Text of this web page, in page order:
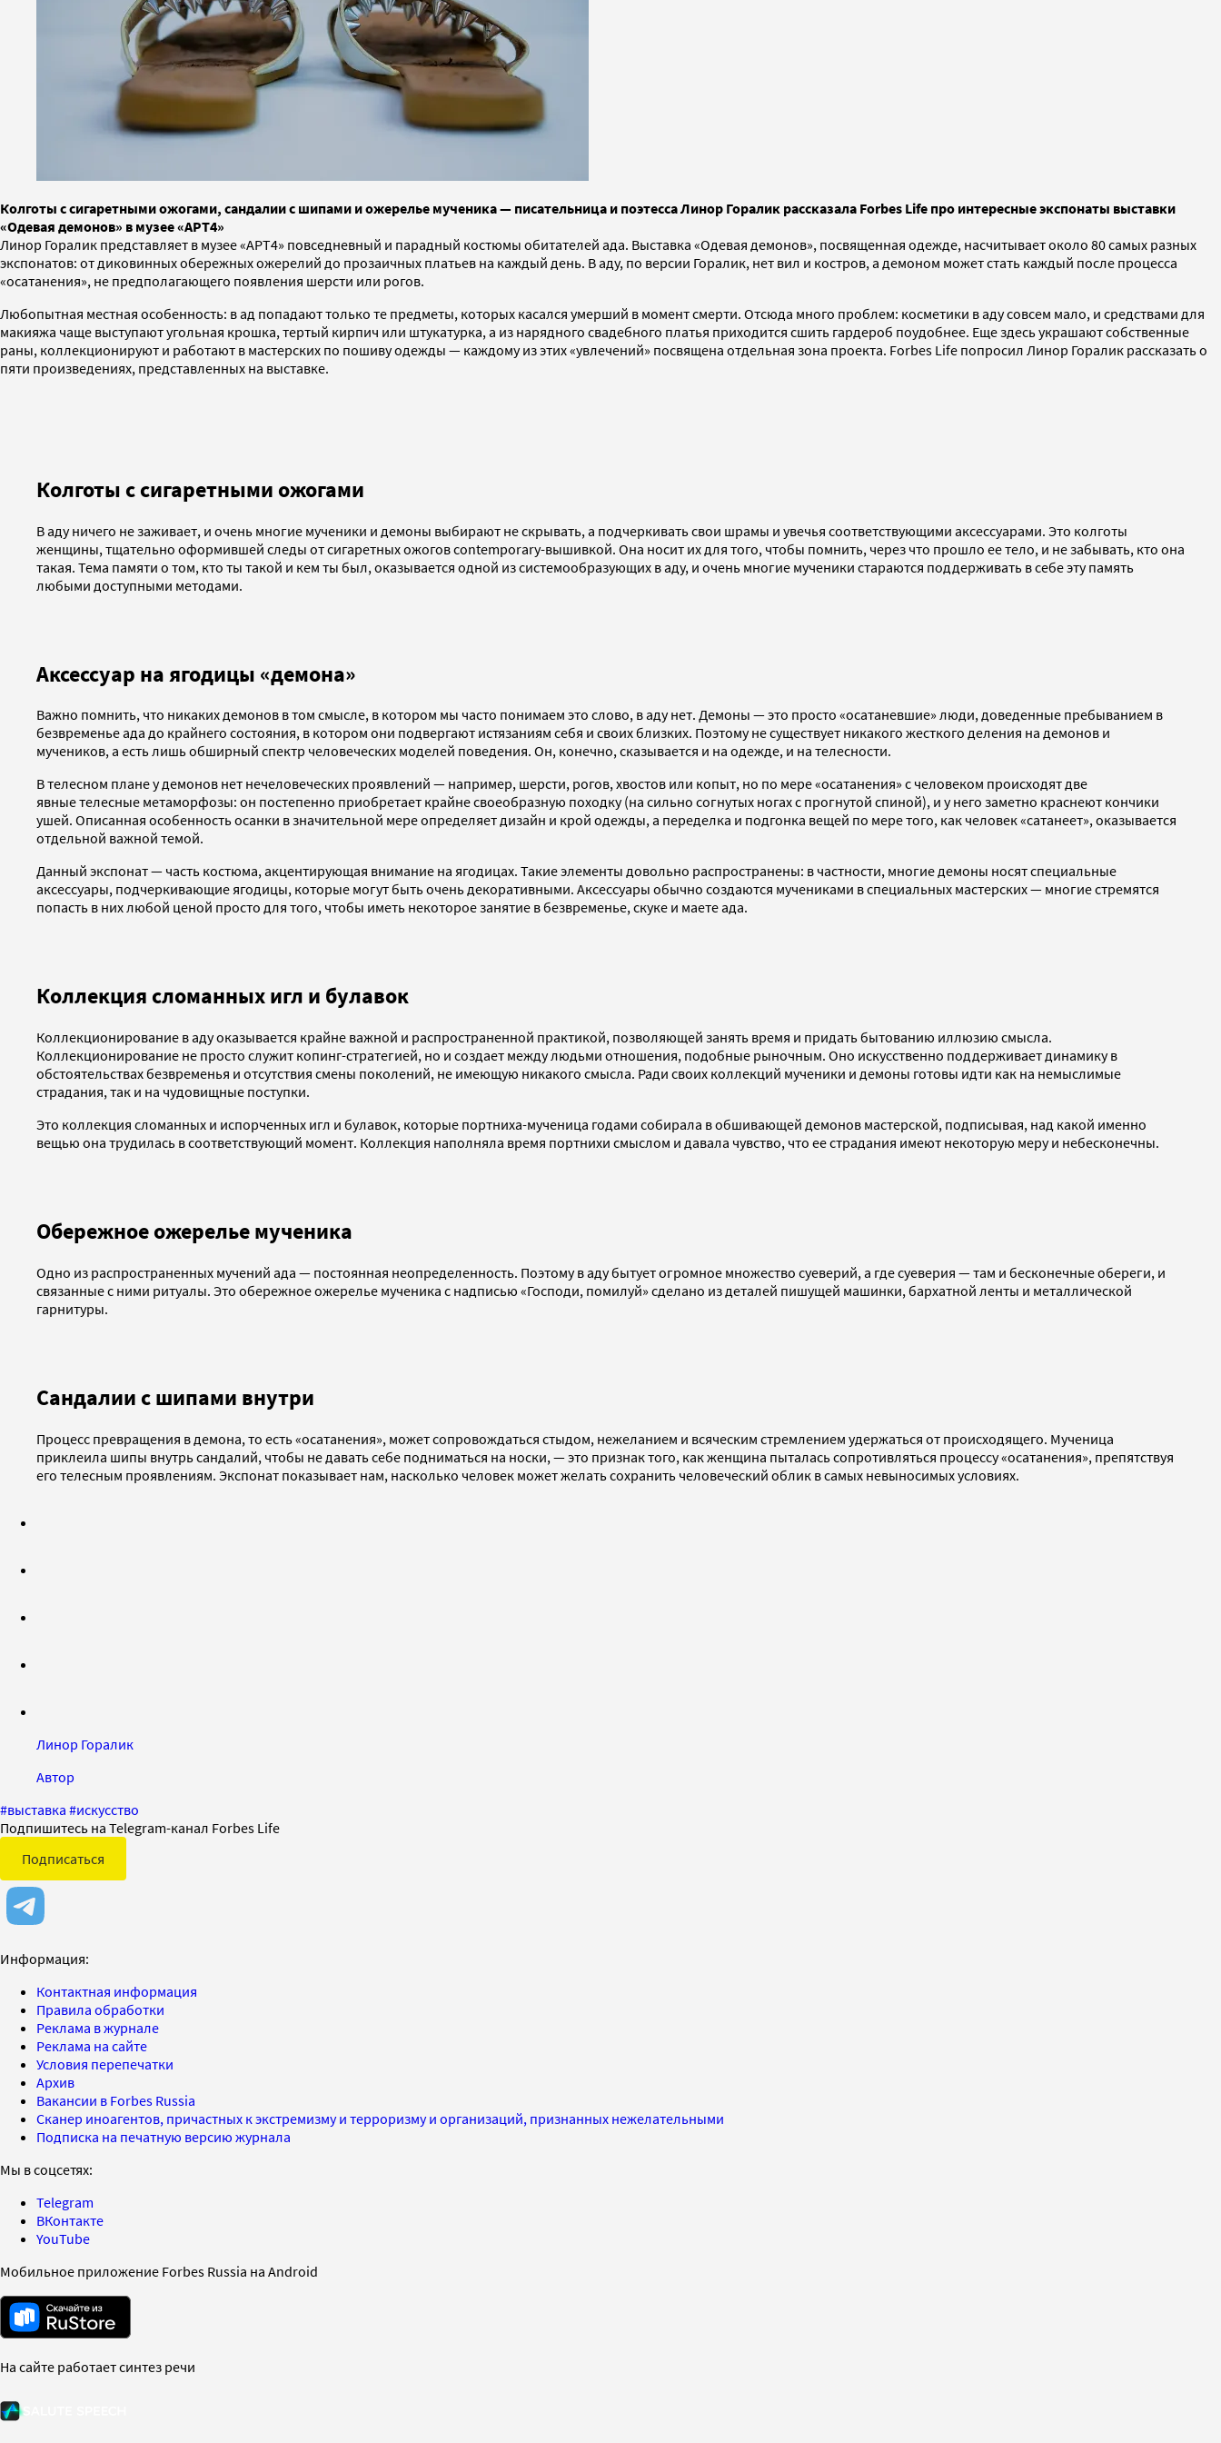
Колготы с сигаретными ожогами, сандалии с шипами и ожерелье мученика — писательница и поэтесса Линор Горалик рассказала Forbes Life про интересные экспонаты выставки
«Одевая демонов» в музее «АРТ4»
Линор Горалик представляет в музее «АРТ4» повседневный и парадный костюмы обитателей ада. Выставка «Одевая демонов», посвященная одежде, насчитывает около 80 самых разных
экспонатов: от диковинных обережных ожерелий до прозаичных платьев на каждый день. В аду, по версии Горалик, нет вил и костров, а демоном может стать каждый после процесса
«осатанения», не предполагающего появления шерсти или рогов.
Любопытная местная особенность: в ад попадают только те предметы, которых касался умерший в момент смерти. Отсюда много проблем: косметики в аду совсем мало, и средствами для
макияжа чаще выступают угольная крошка, тертый кирпич или штукатурка, а из нарядного свадебного платья приходится сшить гардероб поудобнее. Еще здесь украшают собственные
раны, коллекционируют и работают в мастерских по пошиву одежды — каждому из этих «увлечений» посвящена отдельная зона проекта. Forbes Life попросил Линор Горалик рассказать о
пяти произведениях, представленных на выставке.
Колготы с сигаретными ожогами
В аду ничего не заживает, и очень многие мученики и демоны выбирают не скрывать, а подчеркивать свои шрамы и увечья соответствующими аксессуарами. Это колготы
женщины, тщательно оформившей следы от сигаретных ожогов contemporary-вышивкой. Она носит их для того, чтобы помнить, через что прошло ее тело, и не забывать, кто она
такая. Тема памяти о том, кто ты такой и кем ты был, оказывается одной из системообразующих в аду, и очень многие мученики стараются поддерживать в себе эту память
любыми доступными методами.
Аксессуар на ягодицы «демона»
Важно помнить, что никаких демонов в том смысле, в котором мы часто понимаем это слово, в аду нет. Демоны — это просто «осатаневшие» люди, доведенные пребыванием в
безвременье ада до крайнего состояния, в котором они подвергают истязаниям себя и своих близких. Поэтому не существует никакого жесткого деления на демонов и
мучеников, а есть лишь обширный спектр человеческих моделей поведения. Он, конечно, сказывается и на одежде, и на телесности.
В телесном плане у демонов нет нечеловеческих проявлений — например, шерсти, рогов, хвостов или копыт, но по мере «осатанения» с человеком происходят две
явные телесные метаморфозы: он постепенно приобретает крайне своеобразную походку (на сильно согнутых ногах с прогнутой спиной), и у него заметно краснеют кончики
ушей. Описанная особенность осанки в значительной мере определяет дизайн и крой одежды, а переделка и подгонка вещей по мере того, как человек «сатанеет», оказывается
отдельной важной темой.
Данный экспонат — часть костюма, акцентирующая внимание на ягодицах. Такие элементы довольно распространены: в частности, многие демоны носят специальные
аксессуары, подчеркивающие ягодицы, которые могут быть очень декоративными. Аксессуары обычно создаются мучениками в специальных мастерских — многие стремятся
попасть в них любой ценой просто для того, чтобы иметь некоторое занятие в безвременье, скуке и маете ада.
Коллекция сломанных игл и булавок
Коллекционирование в аду оказывается крайне важной и распространенной практикой, позволяющей занять время и придать бытованию иллюзию смысла.
Коллекционирование не просто служит копинг-стратегией, но и создает между людьми отношения, подобные рыночным. Оно искусственно поддерживает динамику в
обстоятельствах безвременья и отсутствия смены поколений, не имеющую никакого смысла. Ради своих коллекций мученики и демоны готовы идти как на немыслимые
страдания, так и на чудовищные поступки.
Это коллекция сломанных и испорченных игл и булавок, которые портниха-мученица годами собирала в обшивающей демонов мастерской, подписывая, над какой именно
вещью она трудилась в соответствующий момент. Коллекция наполняла время портнихи смыслом и давала чувство, что ее страдания имеют некоторую меру и небесконечны.
Обережное ожерелье мученика
Одно из распространенных мучений ада — постоянная неопределенность. Поэтому в аду бытует огромное множество суеверий, а где суеверия — там и бесконечные обереги, и
связанные с ними ритуалы. Это обережное ожерелье мученика с надписью «Господи, помилуй» сделано из деталей пишущей машинки, бархатной ленты и металлической
гарнитуры.
Сандалии с шипами внутри
Процесс превращения в демона, то есть «осатанения», может сопровождаться стыдом, нежеланием и всяческим стремлением удержаться от происходящего. Мученица
приклеила шипы внутрь сандалий, чтобы не давать себе подниматься на носки, — это признак того, как женщина пыталась сопротивляться процессу «осатанения», препятствуя
его телесным проявлениям. Экспонат показывает нам, насколько человек может желать сохранить человеческий облик в самых невыносимых условиях.
Линор Горалик
Автор
#выставка #искусство
Подпишитесь на Telegram-канал Forbes Life
Подписаться
Информация:
Контактная информация
Правила обработки
Реклама в журнале
Реклама на сайте
Условия перепечатки
Архив
Вакансии в Forbes Russia
Сканер иноагентов, причастных к экстремизму и терроризму и организаций, признанных нежелательными
Подписка на печатную версию журнала
Мы в соцсетях:
Telegram
ВКонтакте
YouTube
Мобильное приложение Forbes Russia на Android
На сайте работает синтез речи